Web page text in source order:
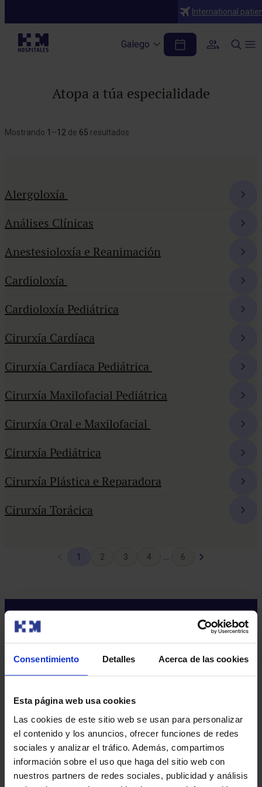
Consentimiento Detalles Acerca de las cookies
Esta página web usa cookies
Las cookies de este sitio web se usan para personalizar
el contenido y los anuncios, ofrecer funciones de redes
sociales y analizar el tráfico. Además, compartimos
información sobre el uso que haga del sitio web con
nuestros partners de redes sociales, publicidad y análisis
International
Galego
Atopa a túa especialidade
Mostrando 1 –12 de 65 resultados
Alergoloxía
Análises Clínicas
Anestesioloxía e Reanimación
Cardioloxía
Cardioloxía Pediátrica
Cirurxía Cardíaca
Cirurxía Cardíaca Pediátrica
Cirurxía Maxilofacial Pediátrica
Cirurxía Oral e Maxilofacial
Cirurxía Pediátrica
Cirurxía Plástica e Reparadora
Cirurxía Torácica
1 2 3 4 … 6
seguinte
Traballa connosco​
Recuncho do accionista​
Canle interna de información​